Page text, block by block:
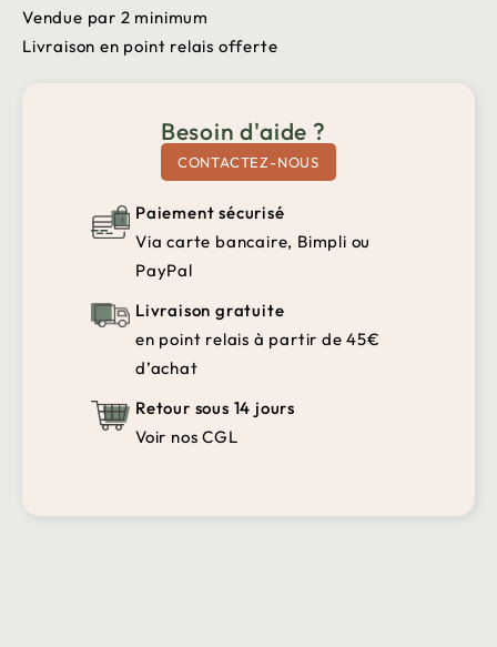
Vendue par 2 minimum
Livraison en point relais offerte
Besoin d'aide ?
CONTACTEZ-NOUS
Paiement sécurisé
Via carte bancaire, Bimpli ou
PayPal
Livraison gratuite
en point relais à partir de 45€
d’achat
Retour sous 14 jours
Voir nos CGL